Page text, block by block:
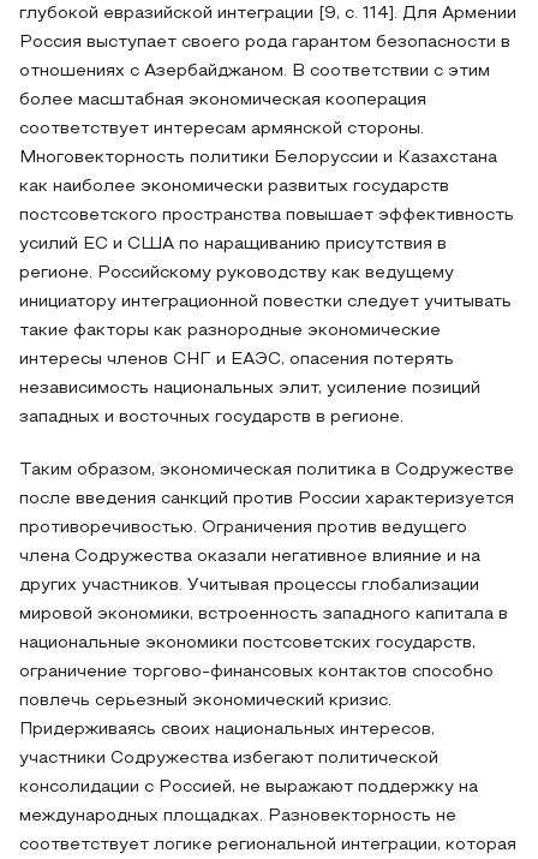
глубокой евразийской интеграции [9, с. 114]. Для Армении
Россия выступает своего рода гарантом безопасности в
отношениях с Азербайджаном. В соответствии с этим
более масштабная экономическая кооперация
соответствует интересам армянской стороны.
Многовекторность политики Белоруссии и Казахстана
как наиболее экономически развитых государств
постсоветского пространства повышает эффективность
усилий ЕС и США по наращиванию присутствия в
регионе. Российскому руководству как ведущему
инициатору интеграционной повестки следует учитывать
такие факторы как разнородные экономические
интересы членов СНГ и ЕАЭС, опасения потерять
независимость национальных элит, усиление позиций
западных и восточных государств в регионе.
Таким образом, экономическая политика в Содружестве
после введения санкций против России характеризуется
противоречивостью. Ограничения против ведущего
члена Содружества оказали негативное влияние и на
других участников. Учитывая процессы глобализации
мировой экономики, встроенность западного капитала в
национальные экономики постсоветских государств,
ограничение торгово-финансовых контактов способно
повлечь серьезный экономический кризис.
Придерживаясь своих национальных интересов,
участники Содружества избегают политической
консолидации с Россией, не выражают поддержку на
международных площадках. Разновекторность не
соответствует логике региональной интеграции, которая